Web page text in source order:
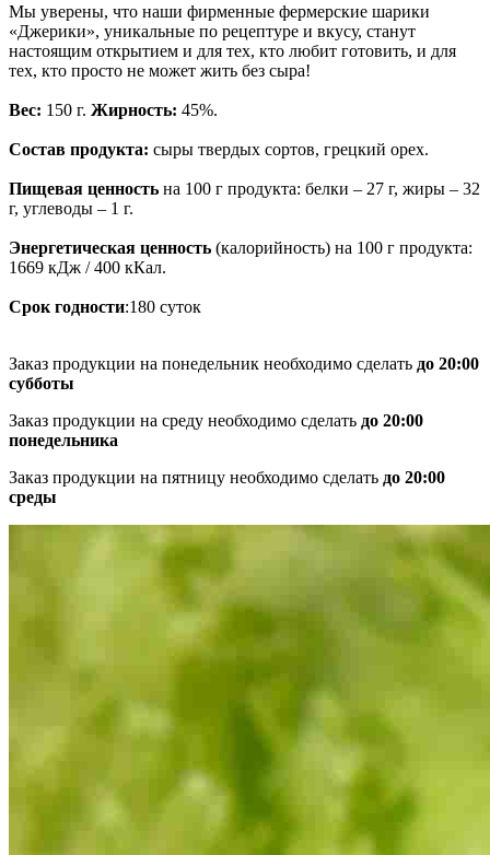
Мы уверены, что наши фирменные фермерские шарики
«Джерики», уникальные по рецептуре и вкусу, станут
настоящим открытием и для тех, кто любит готовить, и для
тех, кто просто не может жить без сыра!
Вес: 150 г. Жирность: 45%.
Состав продукта: сыры твердых сортов, грецкий орех.
Пищевая ценность на 100 г продукта: белки – 27 г, жиры – 32
г, углеводы – 1 г.
Энергетическая ценность (калорийность) на 100 г продукта:
1669 кДж / 400 кКал.
Срок годности:180 суток
Заказ продукции на понедельник необходимо сделать до 20:00
субботы
Заказ продукции на среду необходимо сделать до 20:00
понедельника
Заказ продукции на пятницу необходимо сделать до 20:00
среды